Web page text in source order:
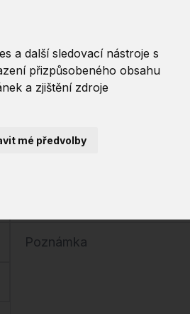
a další sledovací nástroje s
přizpůsobeného obsahu
a zjištění zdroje
mé předvolby
míru – ať už jako individuální
my se vám ozveme s
potřebám.
Poznámka